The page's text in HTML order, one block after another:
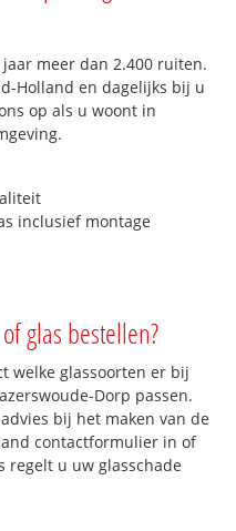
meer dan 2.400 ruiten.
Holland en dagelijks bij u
op als u woont in
inclusief montage
glas bestellen?
welke glassoorten er bij
Dorp passen.
bij het maken van de
contactformulier in of
regelt u uw glasschade